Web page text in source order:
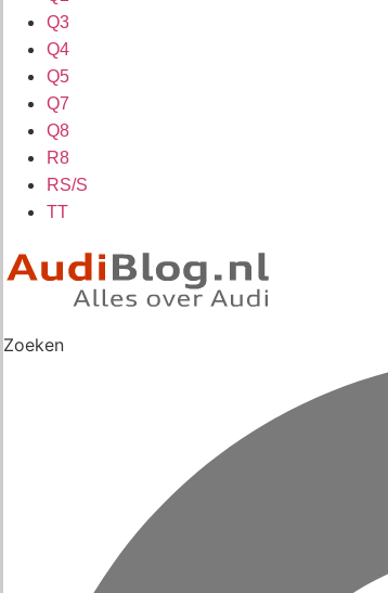
Q3
Q4
Q5
Q7
Q8
R8
RS/S
TT
Zoeken